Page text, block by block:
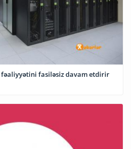
fəaliyyətini fasiləsiz davam etdirir